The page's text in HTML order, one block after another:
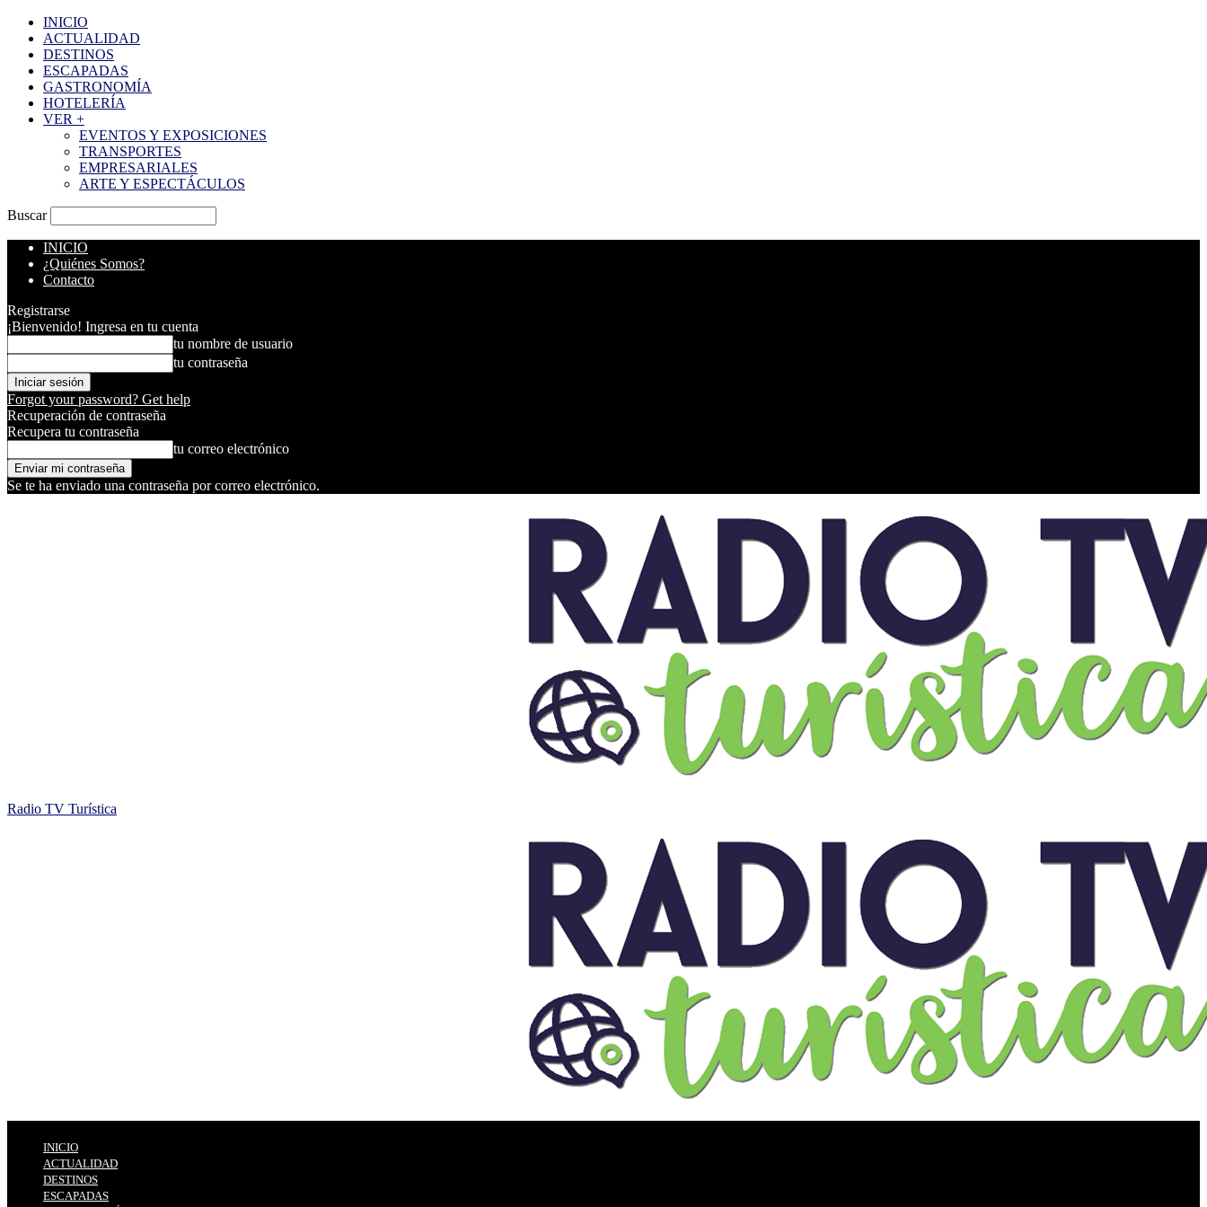
INICIO
ACTUALIDAD
DESTINOS
ESCAPADAS
GASTRONOMÍA
HOTELERÍA
VER +
EVENTOS Y EXPOSICIONES
TRANSPORTES
EMPRESARIALES
ARTE Y ESPECTÁCULOS
Buscar
INICIO
¿Quiénes Somos?
Contacto
Registrarse
¡Bienvenido! Ingresa en tu cuenta
tu nombre de usuario
tu contraseña
Forgot your password? Get help
Recuperación de contraseña
Recupera tu contraseña
tu correo electrónico
Se te ha enviado una contraseña por correo electrónico.
Radio TV Turística
INICIO
ACTUALIDAD
DESTINOS
ESCAPADAS